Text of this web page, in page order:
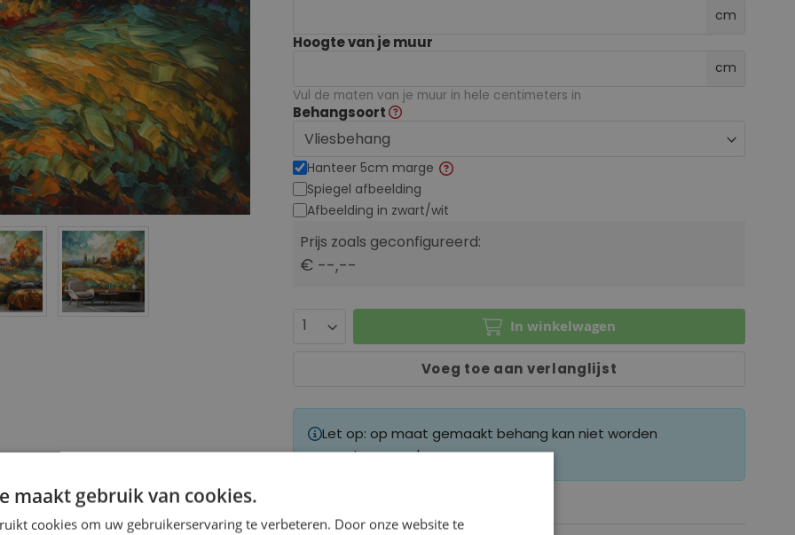
cm
Hoogte van je muur
cm
Vul de maten van je muur in hele centimeters in
Behangsoort
Hanteer 5cm marge
Spiegel afbeelding
Afbeelding in zwart/wit
Prijs zoals geconfigureerd:
€ --,--
In winkelwagen
Voeg toe aan verlanglijst
Let op: op maat gemaakt behang kan niet worden
geretourneerd.
maakt gebruik van cookies.
cookies om uw gebruikerservaring te verbeteren. Door onze website te